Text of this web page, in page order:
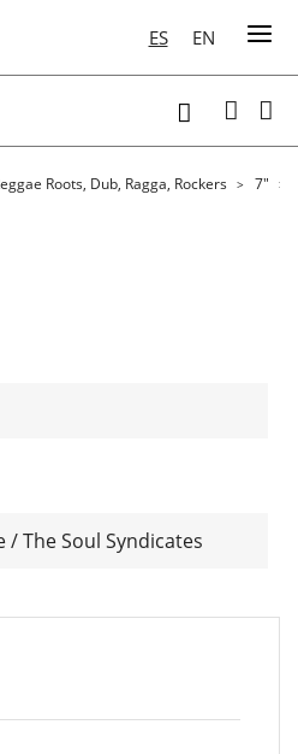
ES EN

Roots, Dub, Ragga, Rockers 7"
/ The Soul Syndicates